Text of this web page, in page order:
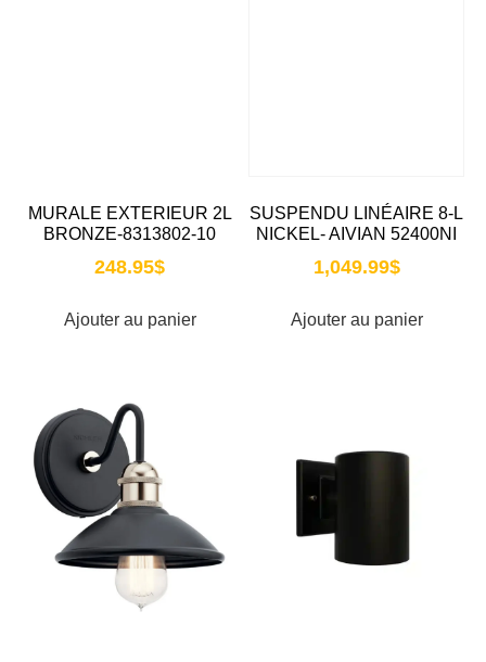
MURALE EXTERIEUR 2L
BRONZE-8313802-10
248.95$
Ajouter au panier
SUSPENDU LINÉAIRE 8-L
NICKEL- AIVIAN 52400NI
1,049.99$
Ajouter au panier